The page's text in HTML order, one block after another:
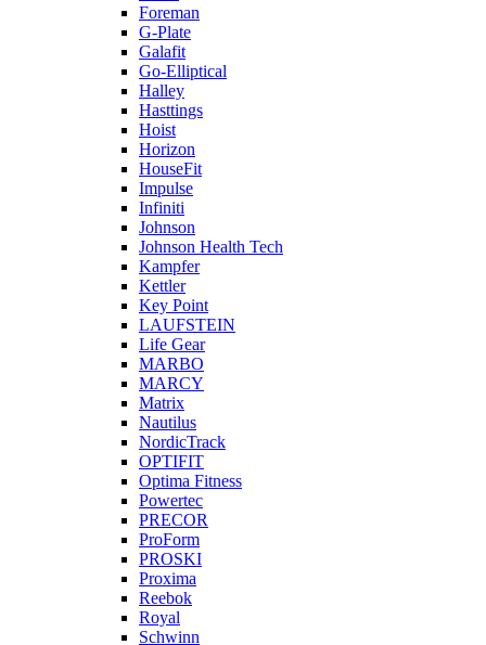
Foreman
G-Plate
Galafit
Go-Elliptical
Halley
Hasttings
Hoist
Horizon
HouseFit
Impulse
Infiniti
Johnson
Johnson Health Tech
Kampfer
Kettler
Key Point
LAUFSTEIN
Life Gear
MARBO
MARCY
Matrix
Nautilus
NordicTrack
OPTIFIT
Optima Fitness
Powertec
PRECOR
ProForm
PROSKI
Proxima
Reebok
Royal
Schwinn